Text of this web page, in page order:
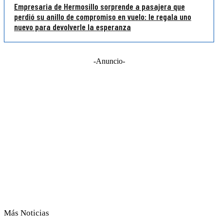
Empresaria de Hermosillo sorprende a pasajera que
perdió su anillo de compromiso en vuelo: le regala uno
nuevo para devolverle la esperanza
-Anuncio-
Más Noticias